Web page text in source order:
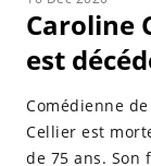
Caroline
est
Comédienne
Cellier est
de 75 ans. Son